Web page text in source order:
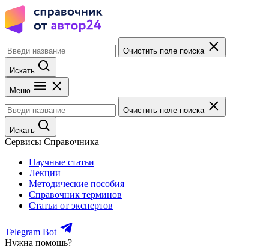
Очистить поле поиска
Искать
Меню
Очистить поле поиска
Искать
Сервисы Справочника
Научные статьи
Лекции
Методические пособия
Справочник терминов
Статьи от экспертов
Telegram Bot
Нужна помощь?